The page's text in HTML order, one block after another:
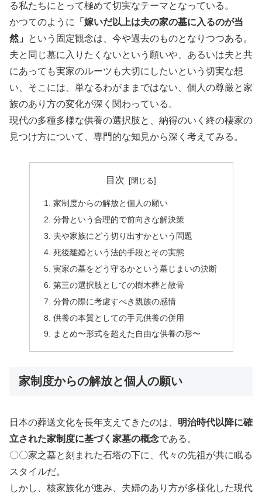
る私たちにとって極めて切実なテーマとなっている。
かつてのように
「嫁いだ以上は夫の家の墓に入るのが当
然」
という固定観念は、今や過去のものとなりつつある。
夫と同じ墓に入りたくないという願いや、あるいは夫と共
にあっても実家のルーツも大切にしたいという切実な想
い、そこには、単なるわがままではない、個人の尊厳と家
族のあり方の変化が深く関わっている。
現代の多種多様な供養の選択肢と、納得のいく終の棲家の
見つけ方について、専門的な知見から深く考えてみる。
目次
家制度からの解放と個人の願い
分骨という合理的で前向きな解決策
夫や家族にどう切り出すかという問題
死後離婚という法的手段とその実態
実家の墓をどう守るかという墓じまいの決断
第三の選択肢としての樹木葬と散骨
分骨の際に考慮すべき親族の感情
供養の本質としての手元供養の併用
まとめ〜形式を超えた自由な供養の形〜
家制度からの解放と個人の願い
日本の葬送文化を長年支えてきたのは、 明治時代以降に確
立された家制度に基づく家墓の概念である。
〇〇家之墓と刻まれた石塔の下に、代々の先祖が共に眠る
スタイルだ。
しかし、核家族化が進み、夫婦のあり方が多様化した現代